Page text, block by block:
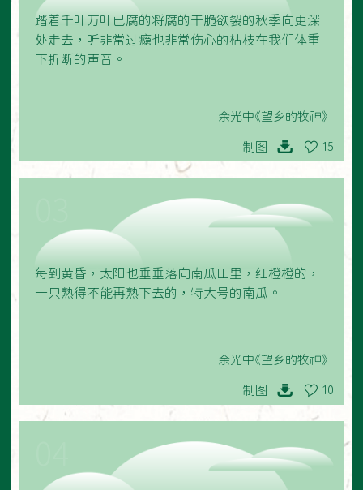
踏着千叶万叶已腐的将腐的干脆欲裂的秋季向更深
处走去，听非常过瘾也非常伤心的枯枝在我们体重
下折断的声音。
余光中《望乡的牧神》
制图 15
每到黄昏，太阳也垂垂落向南瓜田里，红橙橙的，
一只熟得不能再熟下去的，特大号的南瓜。
余光中《望乡的牧神》
制图 10